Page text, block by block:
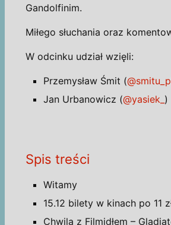
Gandolfinim.
Miłego słuchania oraz
W odcinku udział wzięli:
Przemysław Śmit (
Jan Urbanowicz (@yasiek_ )
Spis treści
Witamy
15.12 bilety w kinach po 11
Chwila z Filmidłem –